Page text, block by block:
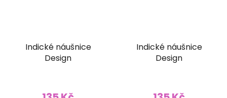
Indické náušnice
Design
Indické náušnice
Design